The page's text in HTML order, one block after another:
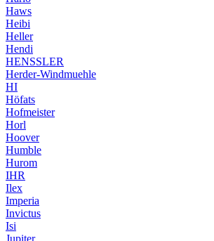
Haws
Heibi
Heller
Hendi
HENSSLER
Herder-Windmuehle
HI
Höfats
Hofmeister
Horl
Hoover
Humble
Hurom
IHR
Ilex
Imperia
Invictus
Isi
Jupiter